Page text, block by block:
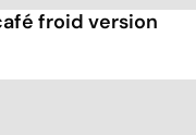
froid version